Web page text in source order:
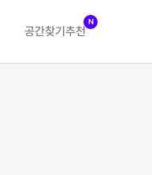
공간찾기 추천
N